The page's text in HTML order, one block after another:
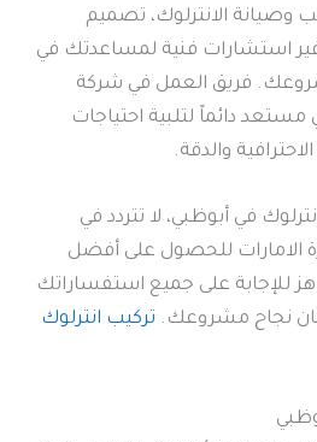
وصيانة الانترلوك، تصميم
استشارات فنية لمساعدتك في
فريق العمل في شركة
دائماً لتلبية احتياجات
والدقة.
في أبوظبي، لا تتردد في
الامارات للحصول على أفضل
للإجابة على جميع استفساراتك
نجاح مشروعك. تركيب انترلوك